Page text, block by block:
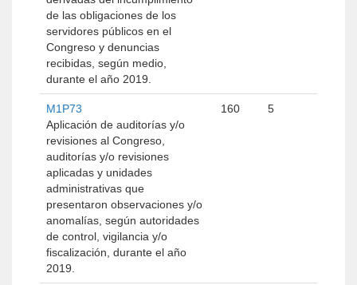
de las obligaciones de los
servidores públicos en el
Congreso y denuncias
recibidas, según medio,
durante el año 2019.
M1P73
Aplicación de auditorías y/o
revisiones al Congreso,
auditorías y/o revisiones
aplicadas y unidades
administrativas que
presentaron observaciones y/o
anomalías, según autoridades
de control, vigilancia y/o
fiscalización, durante el año
2019.
160 5